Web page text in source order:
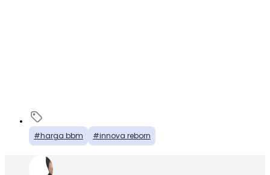
harga bbm innova reborn